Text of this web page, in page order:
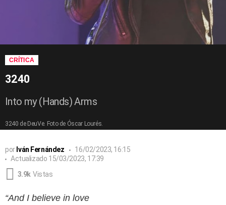
CRÍTICA
3240
Into my (Hands) Arms
3240 de DeuVe. Foto de Óscar Lourés.
por Iván Fernández
16/02/2023, 16:15
Actualizado 15/03/2023, 17:39
3.9k Vistas
“And I believe in love